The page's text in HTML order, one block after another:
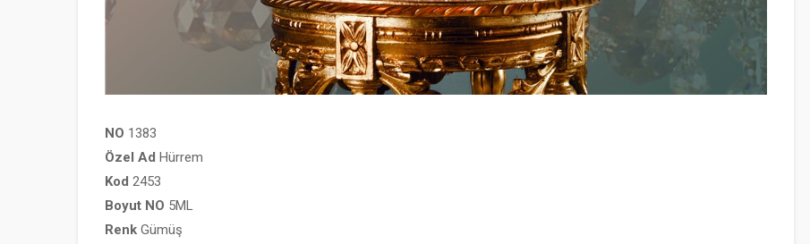
NO 1383
Özel Ad Hürrem
Kod 2453
Boyut NO 5ML
Renk Gümüş